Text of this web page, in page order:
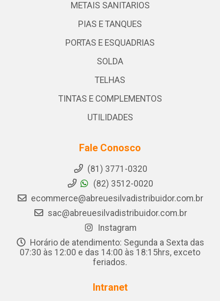
METAIS SANITARIOS
PIAS E TANQUES
PORTAS E ESQUADRIAS
SOLDA
TELHAS
TINTAS E COMPLEMENTOS
UTILIDADES
Fale Conosco
(81) 3771-0320
(82) 3512-0020
ecommerce@abreuesilvadistribuidor.com.br
sac@abreuesilvadistribuidor.com.br
Instagram
Horário de atendimento: Segunda a Sexta das
07:30 às 12:00 e das 14:00 às 18:15hrs, exceto
feriados.
Intranet